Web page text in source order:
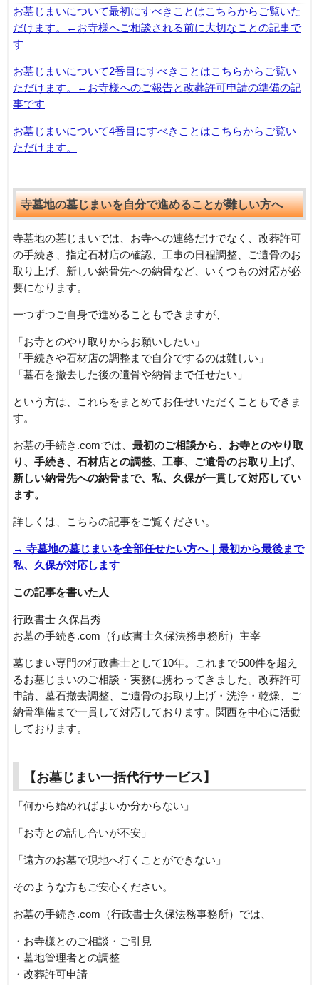
お墓じまいについて最初にすべきことはこちらからご覧いた
だけます。←お寺様へご相談される前に大切なことの記事で
す
お墓じまいについて2番目にすべきことはこちらからご覧い
ただけます。←お寺様へのご報告と改葬許可申請の準備の記
事です
お墓じまいについて4番目にすべきことはこちらからご覧い
ただけます。
寺墓地の墓じまいを自分で進めることが難しい方へ
寺墓地の墓じまいでは、お寺への連絡だけでなく、改葬許可
の手続き、指定石材店の確認、工事の日程調整、ご遺骨のお
取り上げ、新しい納骨先への納骨など、いくつもの対応が必
要になります。
一つずつご自身で進めることもできますが、
「お寺とのやり取りからお願いしたい」
「手続きや石材店の調整まで自分でするのは難しい」
「墓石を撤去した後の遺骨や納骨まで任せたい」
という方は、これらをまとめてお任せいただくこともできま
す。
お墓の手続き.comでは、 最初のご相談から、お寺とのやり取
り、手続き、石材店との調整、工事、ご遺骨のお取り上げ、
新しい納骨先への納骨まで、私、久保が一貫して対応してい
ます。
詳しくは、こちらの記事をご覧ください。
→ 寺墓地の墓じまいを全部任せたい方へ｜最初から最後まで
私、久保が対応します
この記事を書いた人
行政書士 久保昌秀
お墓の手続き.com（行政書士久保法務事務所）主宰
墓じまい専門の行政書士として10年。これまで500件を超え
るお墓じまいのご相談・実務に携わってきました。改葬許可
申請、墓石撤去調整、ご遺骨のお取り上げ・洗浄・乾燥、ご
納骨準備まで一貫して対応しております。関西を中心に活動
しております。
【お墓じまい一括代行サービス】
「何から始めればよいか分からない」
「お寺との話し合いが不安」
「遠方のお墓で現地へ行くことができない」
そのような方もご安心ください。
お墓の手続き.com（行政書士久保法務事務所）では、
・お寺様とのご相談・ご引見
・墓地管理者との調整
・改葬許可申請